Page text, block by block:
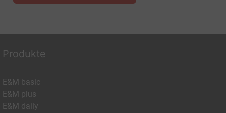
Produkte
E&M basic
E&M plus
E&M daily